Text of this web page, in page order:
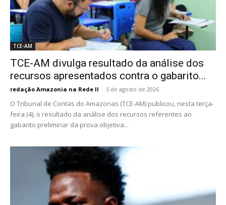
TCE-AM
TCE-AM divulga resultado da análise dos
recursos apresentados contra o gabarito...
redação Amazonia na Rede II - 5 de agosto de 2026
O Tribunal de Contas do Amazonas (TCE-AM) publicou, nesta terça-
feira (4), o resultado da análise dos recursos referentes ao
gabarito preliminar da prova objetiva...